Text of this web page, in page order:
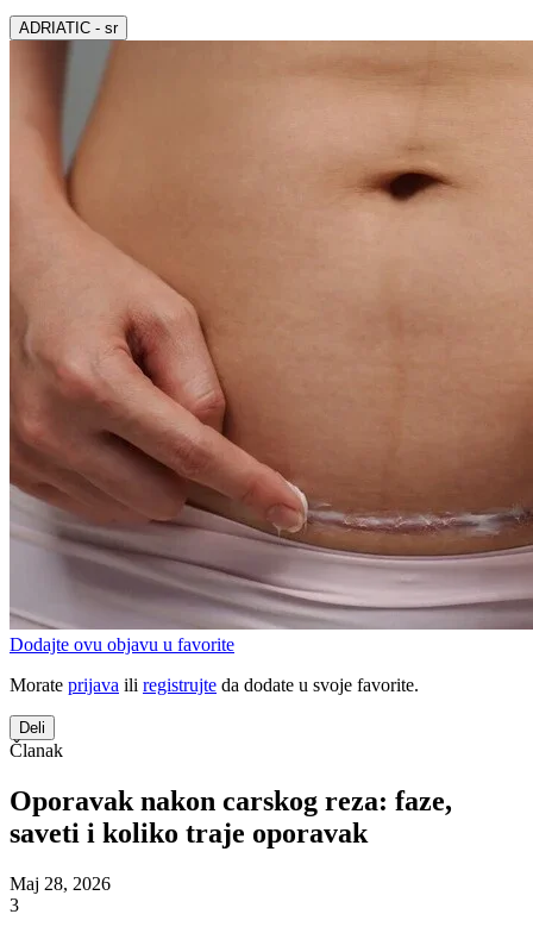
ADRIATIC - sr
Dodajte ovu objavu u favorite
Morate prijava ili registrujte da dodate u svoje favorite.
Deli
Članak
Oporavak nakon carskog reza: faze,
saveti i koliko traje oporavak
Maj 28, 2026
3